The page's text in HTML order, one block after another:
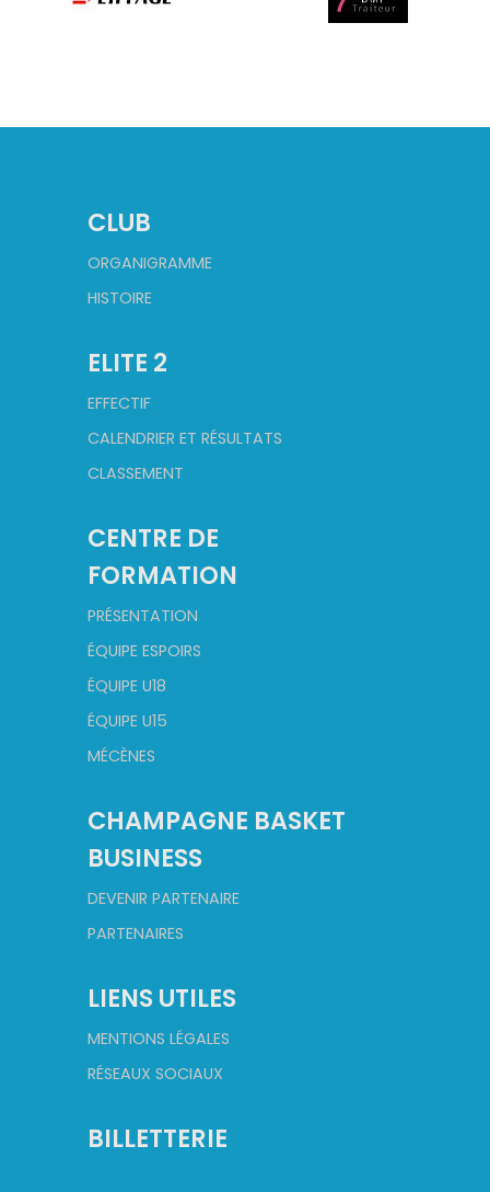
CLUB
ORGANIGRAMME
HISTOIRE
ELITE 2
EFFECTIF
CALENDRIER ET RÉSULTATS
CLASSEMENT
CENTRE DE
FORMATION
PRÉSENTATION
ÉQUIPE ESPOIRS
ÉQUIPE U18
ÉQUIPE U15
MÉCÈNES
CHAMPAGNE BASKET
BUSINESS
DEVENIR PARTENAIRE
PARTENAIRES
LIENS UTILES
MENTIONS LÉGALES
RÉSEAUX SOCIAUX
BILLETTERIE